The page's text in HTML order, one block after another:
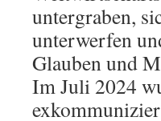
untergraben,
unterwerfen
Glauben und
Im Juli 2024